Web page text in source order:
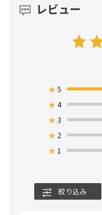
レビュー
★5
★4
★3
★ 2
★ 1
絞り込み